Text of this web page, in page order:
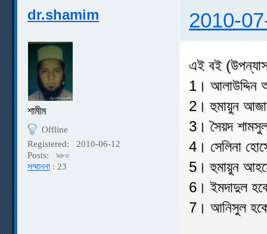
dr.shamim 2010-
শামীম
Offline
Registered:
2010-06-12
Posts:
৯৮০
সম্মাননা : 23
এই বই
1। আলাউদ্দিন
2। হুমায়ুন
3। সৈয়দ
4। সেলিনা
5। হুমায়ুন
6। ইমদাদুল
7। আনিসুল